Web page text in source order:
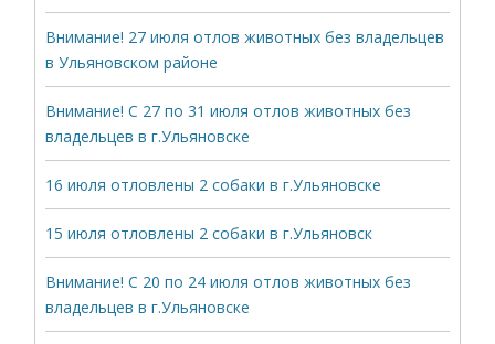
Внимание! 27 июля отлов животных без владельцев
в Ульяновском районе
Внимание! С 27 по 31 июля отлов животных без
владельцев в г.Ульяновске
16 июля отловлены 2 собаки в г.Ульяновске
15 июля отловлены 2 собаки в г.Ульяновск
Внимание! С 20 по 24 июля отлов животных без
владельцев в г.Ульяновске